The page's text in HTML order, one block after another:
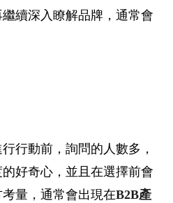
續深入瞭解品牌，通常會
行動前，詢問的人數多，
好奇心，並且在選擇前會
量，通常會出現在B2B產